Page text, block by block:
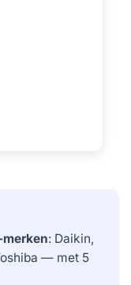
merken: Daikin,
— met 5